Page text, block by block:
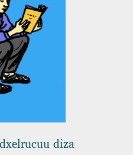
diza